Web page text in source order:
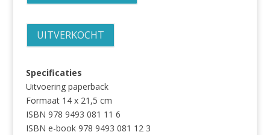
UITVERKOCHT
Specificaties
Uitvoering paperback
Formaat 14 x 21,5 cm
ISBN 978 9493 081 11 6
ISBN e-book 978 9493 081 12 3